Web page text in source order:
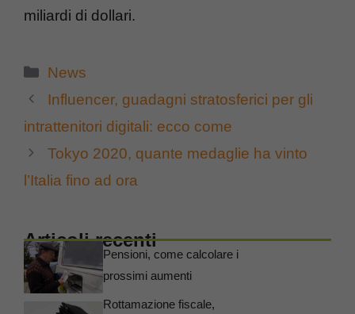
miliardi di dollari.
Categorie
News
Influencer, guadagni stratosferici per gli
intrattenitori digitali: ecco come
Tokyo 2020, quante medaglie ha vinto
l’Italia fino ad ora
Articoli recenti
Pensioni, come calcolare i
prossimi aumenti
Rottamazione fiscale,